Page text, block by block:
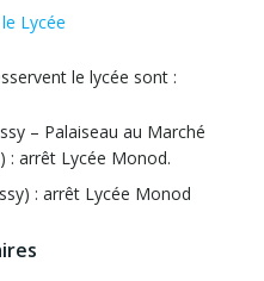
Lycée
le lycée sont :
– Palaiseau au Marché
: arrêt Lycée Monod.
: arrêt Lycée Monod